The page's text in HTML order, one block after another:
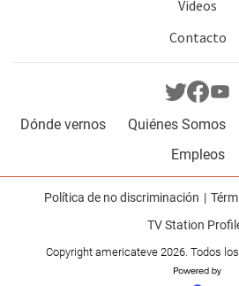
Videos
Contacto
Dónde vernos Quiénes Somos
Empleos
Política de no discriminación
TV Station
Copyright americateve 2026. Todos